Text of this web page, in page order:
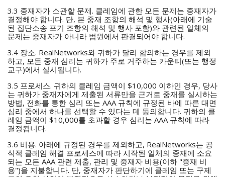
3.3 중재자가 소관할 문제. 클레임에 관한 모든 문제는 중재자가
결정해야 합니다. 단, 본 중재 조항의 해석 및 행사(아래에 기술
된 집단소송 포기 조항의 해석 및 행사 포함)와 관련된 일체의
문제는 중재자가 아니라 법원에서 판결되어야 합니다.
3.4 장소. RealNetworks와 귀하가 달리 합의하는 경우를 제외
하고, 모든 중재 심리는 귀하가 주로 거주하는 카운티(또는 행정
교구)에서 실시됩니다.
3.5 프로세스. 귀하의 클레임 금액이 $10,000 이하인 경우, 당사
는 귀하가 중재자에게 제출된 서류만을 근거로 중재를 실시하는
방법, 전화를 통한 심리 또는 AAA 규칙에 규정된 바에 따른 대면
심리 중에서 하나를 선택할 수 있다는 데 동의합니다. 귀하의 클
레임 금액이 $10,000를 초과할 경우 심리는 AAA 규칙에 따라
결정됩니다.
3.6 비용. 아래에 규정된 경우를 제외하고, RealNetworks는 공
식적 클레임 해결 프로세스에 따라 시작된 일체의 중재에 소요
되는 모든 AAA 관련 제출, 관리 및 중재자 비용(이하 "중재 비
용")을 지불합니다. 단, 중재자가 판단하기에 클레임 또는 구제